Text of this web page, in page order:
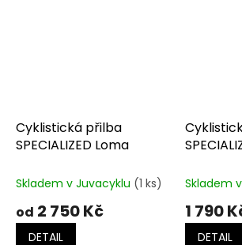
Cyklistická přilba
SPECIALIZED Loma
Skladem v Juvacyklu (1 ks)
od 2 750 Kč
DETAIL
Skladem
1 790
DETAIL